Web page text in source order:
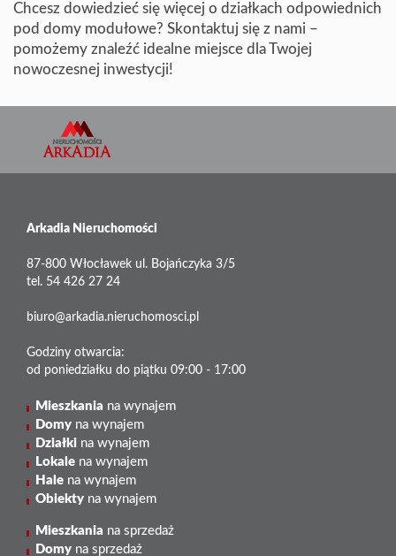
Chcesz dowiedzieć się więcej o działkach odpowiednich
pod domy modułowe? Skontaktuj się z nami –
pomożemy znaleźć idealne miejsce dla Twojej
nowoczesnej inwestycji!
Arkadia Nieruchomości
87-800 Włocławek ul. Bojańczyka 3/5
tel. 54 426 27 24
biuro@arkadia.nieruchomosci.pl
Godziny otwarcia:
od poniedziałku do piątku 09:00 - 17:00
Mieszkania na wynajem
Domy na wynajem
Działki na wynajem
Lokale na wynajem
Hale na wynajem
Obiekty na wynajem
Mieszkania na sprzedaż
Domy na sprzedaż